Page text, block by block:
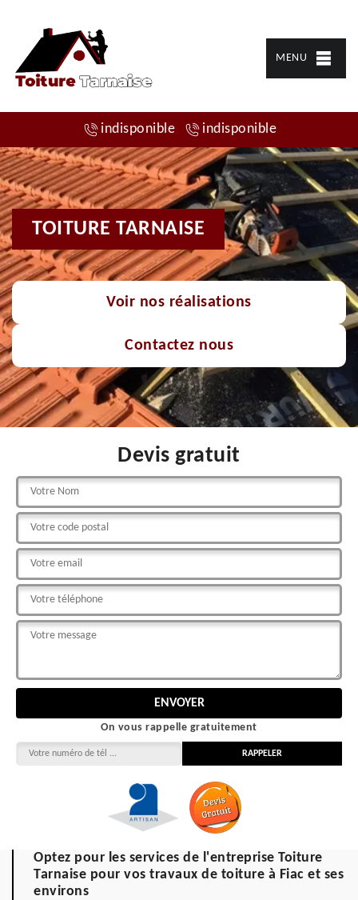
MENU
indisponible indisponible
TOITURE TARNAISE
Voir nos réalisations
Contactez nous
Devis gratuit
On vous rappelle gratuitement
Optez pour les services de l'entreprise Toiture
Tarnaise pour vos travaux de toiture à Fiac et ses
environs